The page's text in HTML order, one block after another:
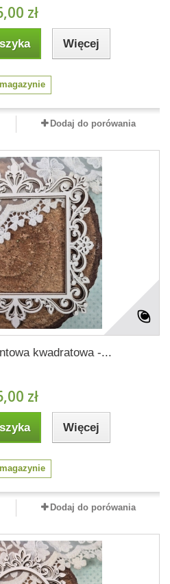
zł
Więcej
Dodaj do porówania
kwadratowa -...
zł
Więcej
Dodaj do porówania